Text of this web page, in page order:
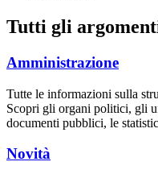
Tutti gli
Amministrazione
Tutte le informazioni sulla
Scopri gli organi politici, gli
documenti pubblici, le
Novità